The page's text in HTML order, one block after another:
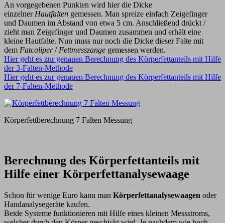
An vorgegebenen Punkten wird hier die Dicke
einzelner Hautfalten gemessen. Man spreize einfach Zeigefinger
und Daumen im Abstand von etwa 5 cm. Anschließend drückt /
zieht man Zeigefinger und Daumen zusammen und erhält eine
kleine Hautfalte. Nun muss nur noch die Dicke dieser Falte mit
dem Fatcaliper/ Fettmesszange gemessen werden.
Hier geht es zur genauen Berechnung des Körperfettanteils mit Hilfe
der 3-Falten-Methode
Hier geht es zur genauen Berechnung des Körperfettanteils mit Hilfe
der 7-Falten-Methode
Körperfettberechnung 7 Falten Messung
Berechnung des Körperfettanteils mit
Hilfe einer Körperfettanalysewaage
Schon für wenige Euro kann man Körperfettanalysewaagen oder
Handanalysegeräte kaufen.
Beide Systeme funktionieren mit Hilfe eines kleinen Messstroms,